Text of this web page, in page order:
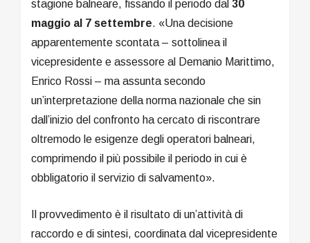
stagione balneare, fissando il periodo dal 30
maggio al 7 settembre. «Una decisione
apparentemente scontata – sottolinea il
vicepresidente e assessore al Demanio Marittimo,
Enrico Rossi – ma assunta secondo
un’interpretazione della norma nazionale che sin
dall’inizio del confronto ha cercato di riscontrare
oltremodo le esigenze degli operatori balneari,
comprimendo il più possibile il periodo in cui è
obbligatorio il servizio di salvamento».
Il provvedimento è il risultato di un’attività di
raccordo e di sintesi, coordinata dal vicepresidente